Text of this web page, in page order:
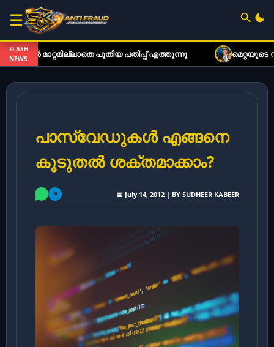
☰
FLASH
NEWS
പുതിയ പതിപ്പ് എത്തുന്നു മെറ്റയുടെ
പാസ്‌വേഡുകൾ എങ്ങനെ
കൂടുതൽ ശക്തമാക്കാം?
📅 July 14, 2012 | BY SUDHEER KABEER